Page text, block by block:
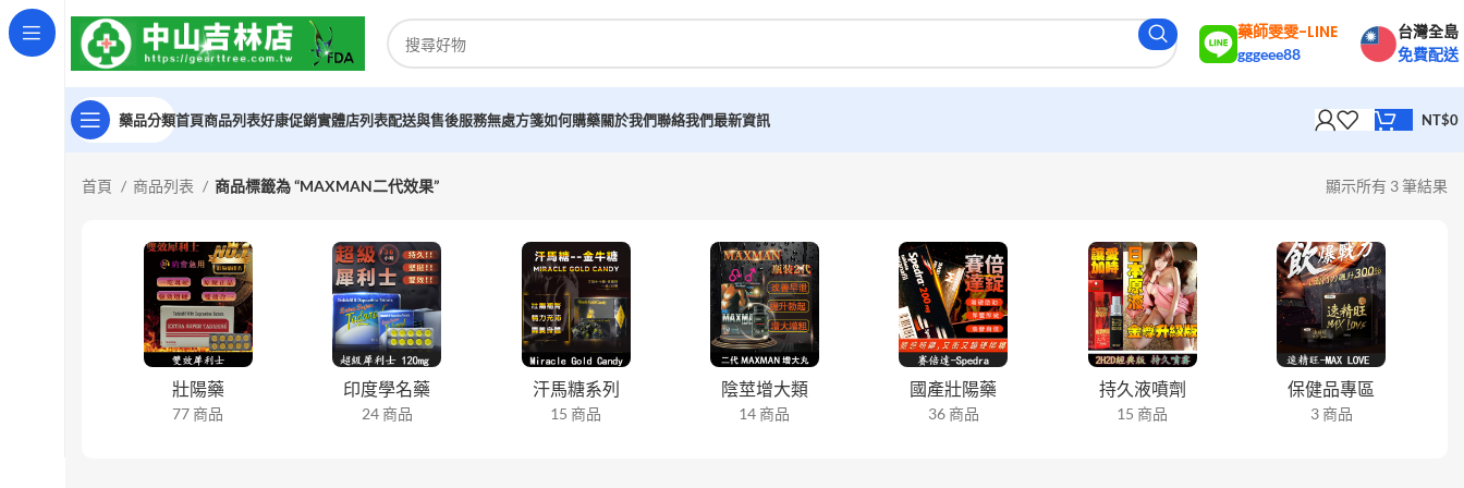
藥師雯雯-LINE
gggeee88
台灣全島
免費配送
藥品分類首頁商品列表好康促銷實體店列表配送與售後服務無處方箋如何購藥關於我們聯絡我們最新資訊 NT$0
首頁 商品列表 商品標籤為 “MAXMAN二代效果” 顯示所有 3 筆結果
壯陽藥
77 商品
印度學名藥
24 商品
汗馬糖系列
15 商品
陰莖增大類
14 商品
國產壯陽藥
36 商品
持久液噴劑
15 商品
保健品專區
3 商品